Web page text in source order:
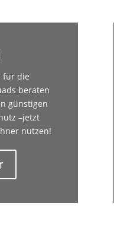
für die
beraten
günstigen
–jetzt
nutzen!